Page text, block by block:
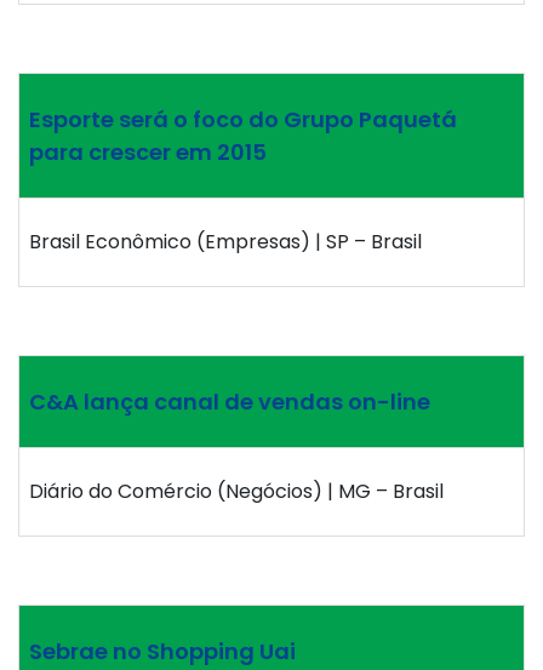
Esporte será o foco do Grupo Paquetá
para crescer em 2015
Brasil Econômico (Empresas) | SP – Brasil
C&A lança canal de vendas on-line
Diário do Comércio (Negócios) | MG – Brasil
Sebrae no Shopping Uai